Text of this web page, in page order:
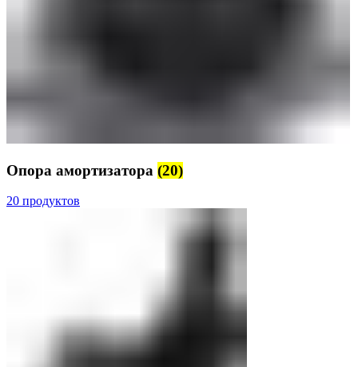
Опора амортизатора (20)
20 продуктов